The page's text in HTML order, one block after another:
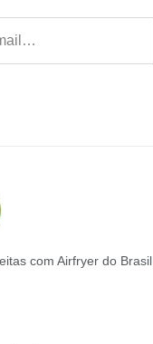
com Airfryer do Brasil